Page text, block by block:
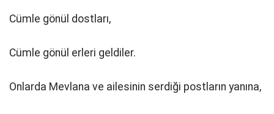
Cümle gönül dostları,
Cümle gönül erleri geldiler.
Onlarda Mevlana ve ailesinin serdiği postların yanına,